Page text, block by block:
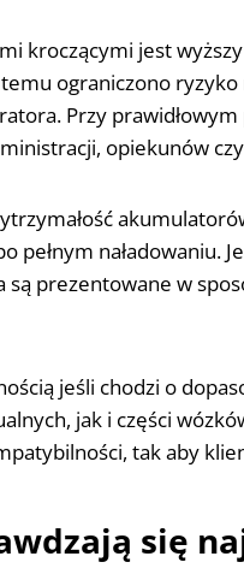
kroczącymi jest
ograniczono
Przy prawidłowym
opiekunów
prezentowane w
jeśli chodzi o
jak i części
tak aby
się